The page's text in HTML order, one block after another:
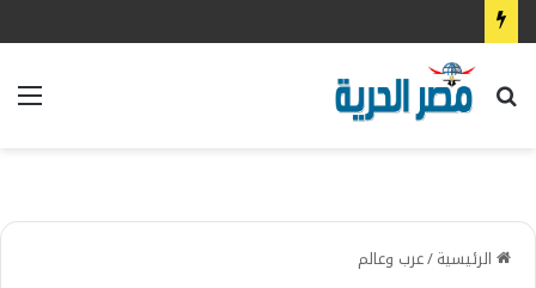
بحث
الرئيسية/عرب وعالم